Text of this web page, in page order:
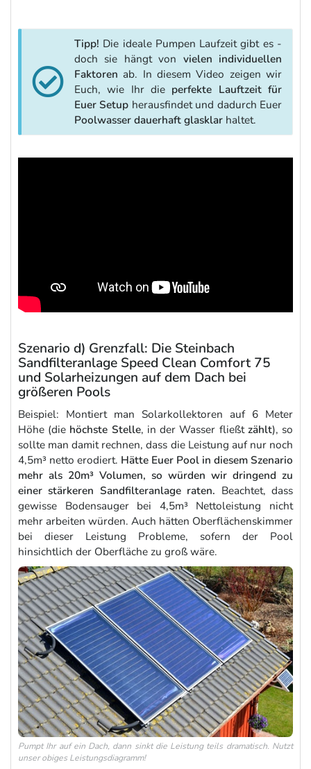
Tipp! Die ideale Pumpen Laufzeit gibt es -
doch sie hängt von vielen individuellen
Faktoren ab. In diesem Video zeigen wir
Euch, wie Ihr die perfekte Lauftzeit für
Euer Setup herausfindet und dadurch Euer
Poolwasser dauerhaft glasklar haltet.
Szenario d) Grenzfall: Die Steinbach
Sandfilteranlage Speed Clean Comfort 75
und Solarheizungen auf dem Dach bei
größeren Pools
Beispiel: Montiert man Solarkollektoren auf 6 Meter
Höhe (die höchste Stelle, in der Wasser fließtzählt), so
sollte man damit rechnen, dass die Leistung auf nur noch
4,5m³ netto erodiert. Hätte Euer Pool in diesem Szenario
mehr als 20m³ Volumen, so würden wir dringend zu
einer stärkeren Sandfilteranlage raten. Beachtet, dass
gewisse Bodensauger bei 4,5m³ Nettoleistung nicht
mehr arbeiten würden. Auch hätten Oberflächenskimmer
bei dieser Leistung Probleme, sofern der Pool
hinsichtlich der Oberfläche zu groß wäre.
Pumpt Ihr auf ein Dach, dann sinkt die Leistung teils dramatisch. Nutzt
unser obiges Leistungsdiagramm!